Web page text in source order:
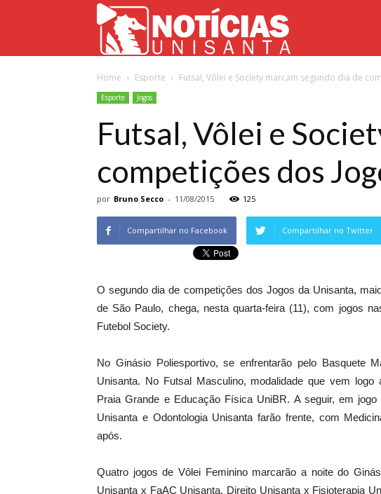
Unisanta
Home Esporte Futsal, Vôlei e Society marcam segundo dia de
Esporte Jogos
Futsal, Vôlei e
competições dos
por Bruno Secco - 11/08/2015 125
Compartilhar no Facebook Compartilhar no Twitter
O segundo dia de competições dos Jogos da Unisanta,
de São Paulo, chega, nesta quarta-feira (11), com jogos
Futebol Society.
No Ginásio Poliesportivo, se enfrentarão pelo Basquete
Unisanta. No Futsal Masculino, modalidade que vem
Praia Grande e Educação Física UniBR. A seguir, em
Unisanta e Odontologia Unisanta farão frente, com
após.
Quatro jogos de Vôlei Feminino marcarão a noite do
Unisanta x FaAC Unisanta, Direito Unisanta x Fisioterapia